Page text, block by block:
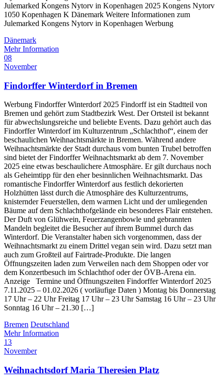
Julemarked Kongens Nytorv in Kopenhagen 2025 Kongens Nytorv
1050 Kopenhagen K Dänemark Weitere Informationen zum
Julemarked Kongens Nytorv in Kopenhagen Werbung
Dänemark
Mehr Information
08
November
Findorffer Winterdorf in Bremen
Werbung Findorffer Winterdorf 2025 Findorff ist ein Stadtteil von
Bremen und gehört zum Stadtbezirk West. Der Ortsteil ist bekannt
für abwechslungsreiche und beliebte Events. Dazu gehört auch das
Findorffer Winterdorf im Kulturzentrum „Schlachthof“, einem der
beschaulichen Weihnachtsmärkte in Bremen. Während andere
Weihnachtsmärkte der Stadt durchaus vom bunten Trubel betroffen
sind bietet der Findorffer Weihnachtsmarkt ab dem 7. November
2025 eine etwas beschaulichere Atmosphäre. Er gilt durchaus noch
als Geheimtipp für den eher besinnlichen Weihnachtsmarkt. Das
romantische Findorffer Winterdorf aus festlich dekorierten
Holzhütten lässt durch die Atmosphäre des Kulturzentrums,
knisternder Feuerstellen, dem warmen Licht und der umliegenden
Bäume auf dem Schlachthofgelände ein besonderes Flair entstehen.
Der Duft von Glühwein, Feuerzangenbowle und gebrannten
Mandeln begleitet die Besucher auf ihrem Bummel durch das
Winterdorf. Die Veranstalter haben sich vorgenommen, dass der
Weihnachtsmarkt zu einem Drittel vegan sein wird. Dazu setzt man
auch zum Großteil auf Fairtrade-Produkte. Die langen
Öffnungszeiten laden zum Verweilen nach dem Shoppen oder vor
dem Konzertbesuch im Schlachthof oder der ÖVB-Arena ein.
Anzeige Termine und Öffnungszeiten Findorffer Winterdorf 2025
7.11.2025 – 01.02.2026 ( vorläufige Daten ) Montag bis Donnerstag
17 Uhr – 22 Uhr Freitag 17 Uhr – 23 Uhr Samstag 16 Uhr – 23 Uhr
Sonntag 16 Uhr – 21.30 […]
Bremen Deutschland
Mehr Information
13
November
Weihnachtsdorf Maria Theresien Platz